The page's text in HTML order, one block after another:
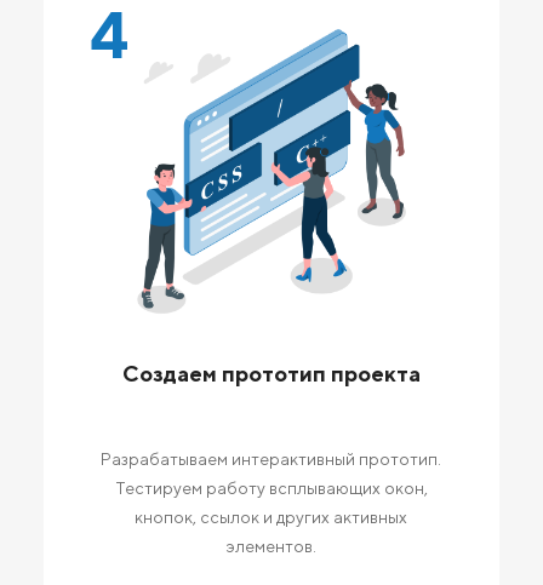
4
Создаем прототип проекта
Разрабатываем интерактивный прототип.
Тестируем работу всплывающих окон,
кнопок, ссылок и других активных
элементов.